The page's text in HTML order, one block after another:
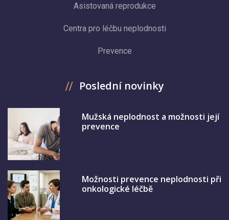
Asistovaná reprodukce
Centra pro léčbu neplodnosti
Prevence
Poslední novinky
Mužská neplodnost a možnosti její
prevence
Možnosti prevence neplodnosti při
onkologické léčbě